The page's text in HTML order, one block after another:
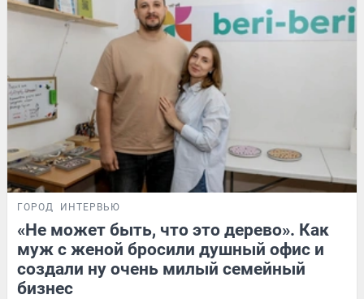
ГОРОД ИНТЕРВЬЮ
«Не может быть, что это дерево». Как
муж с женой бросили душный офис и
создали ну очень милый семейный
бизнес